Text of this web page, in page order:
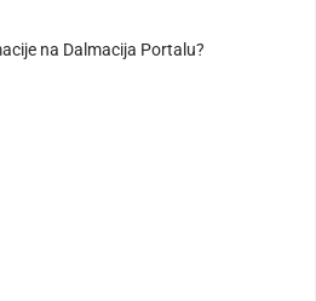
na Dalmacija Portalu?